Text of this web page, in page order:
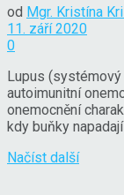
od Mgr. Kristína
11. září 2020
0
Lupus
autoimunitní
onemocnění
kdy buňky
Načíst další